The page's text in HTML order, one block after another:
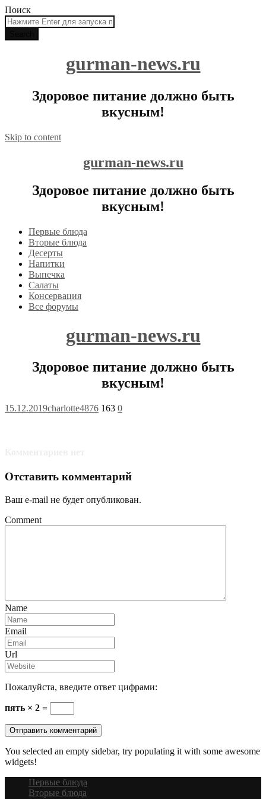
Поиск
gurman-news.ru
Здоровое питание должно быть
вкусным!
Skip to content
gurman-news.ru
Здоровое питание должно быть
вкусным!
Первые блюда
Вторые блюда
Десерты
Напитки
Выпечка
Салаты
Консервация
Все форумы
gurman-news.ru
Здоровое питание должно быть
вкусным!
15.12.2019charlotte4876 163 0
Отставить комментарий
Ваш e-mail не будет опубликован.
Comment
Name
Email
Url
Пожалуйста, введите ответ цифрами:
пять × 2 =
You selected an empty sidebar, try populating it with some awesome
widgets!
Первые блюда
Вторые блюда